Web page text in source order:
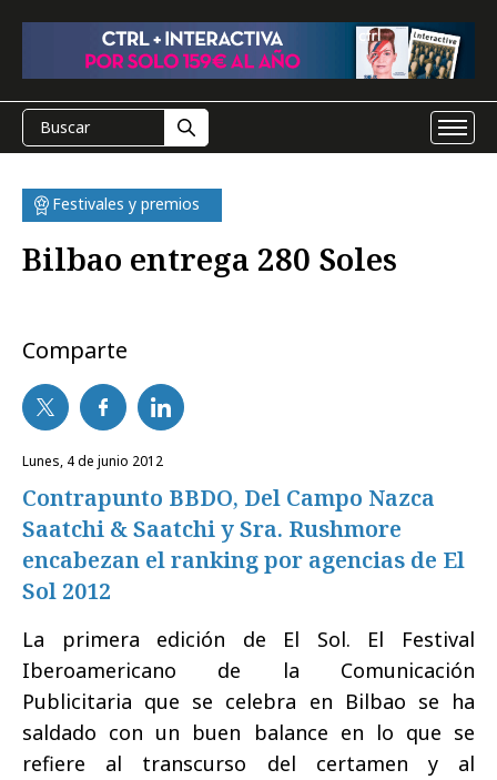
Festivales y premios
Bilbao entrega 280 Soles
Comparte
lunes, 4 de junio 2012
Contrapunto BBDO, Del Campo Nazca
Saatchi & Saatchi y Sra. Rushmore
encabezan el ranking por agencias de El
Sol 2012
La primera edición de El Sol. El Festival
Iberoamericano de la Comunicación
Publicitaria que se celebra en Bilbao se ha
saldado con un buen balance en lo que se
refiere al transcurso del certamen y al